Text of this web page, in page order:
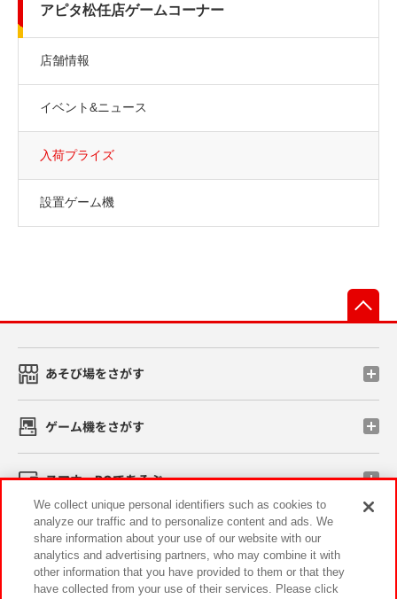
アピタ松任店ゲームコーナー
店舗情報
イベント&ニュース
入荷プライズ
設置ゲーム機
あそび場をさがす
ゲーム機をさがす
スマホ・PCであそぶ
イベント・キャンペーン
We collect unique personal identifiers such as cookies to
analyze our traffic and to personalize content and ads. We
share information about your use of our website with our
analytics and advertising partners, who may combine it with
other information that you have provided to them or that they
have collected from your use of their services. Please click